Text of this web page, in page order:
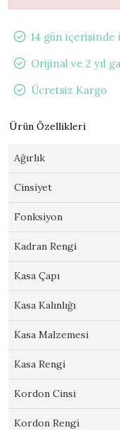
14 gün içerisinde
Orijinal ve 2 yıl
Ücretsiz Kargo
Ürün Özellikleri
Ağırlık
Cinsiyet
Fonksiyon
Kadran Rengi
Kasa Çapı
Kasa Kalınlığı
Kasa Malzemesi
Kasa Rengi
Kordon Cinsi
Kordon Rengi